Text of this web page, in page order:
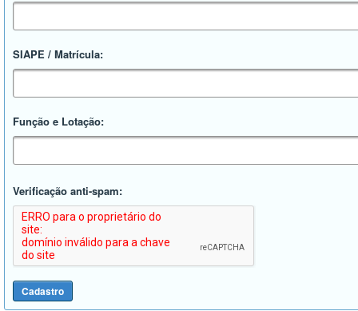
SIAPE / Matrícula:
Função e Lotação:
Verificação anti-spam: